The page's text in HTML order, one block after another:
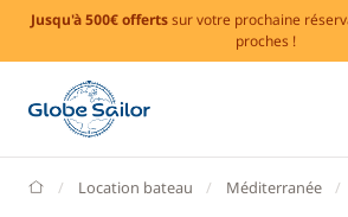
Jusqu'à 500€ offertssur votre prochaine
proches !
GlobeSailor
Location bateau Méditerranée